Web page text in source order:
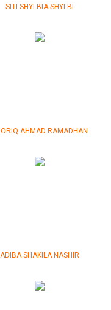
SITI SHYLBIA SHYLBI
AHMAD RAMADHAN
ADIBA SHAKILA NASHIR